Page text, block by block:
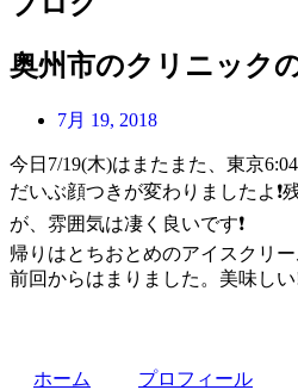
奥州市のクリニック
7月 19, 2018
今日7/19(木)はまたまた、東京
だいぶ顔つきが変わりましたよ ❗
が、雰囲気は凄く良いです❗
帰りはとちおとめのアイスクリー
前回からはまりました。美味しい
ホーム プロフィール